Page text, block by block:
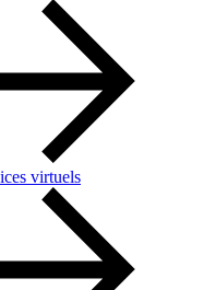
virtuels